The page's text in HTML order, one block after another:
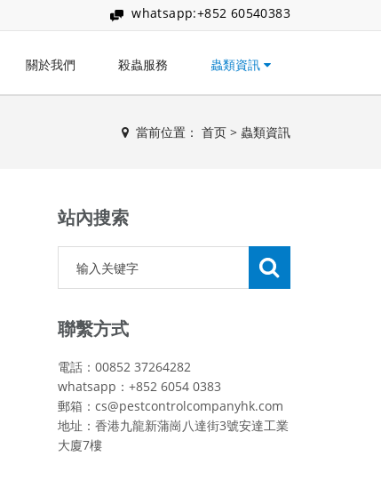
whatsapp:+852 60540383
關於我們 殺蟲服務 蟲類資訊
當前位置： 首页 > 蟲類資訊
站內搜索
聯繫方式
電話：00852 37264282
whatsapp：+852 6054 0383
郵箱：cs@pestcontrolcompanyhk.com
地址：香港九龍新蒲崗八達街3號安達工業
大廈7樓